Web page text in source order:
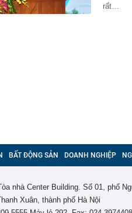
rất…
BẤT ĐỘNG SẢN DOANH NGHIỆP
nhà Center Building. Số 01, phố
Xuân, thành phố Hà Nội